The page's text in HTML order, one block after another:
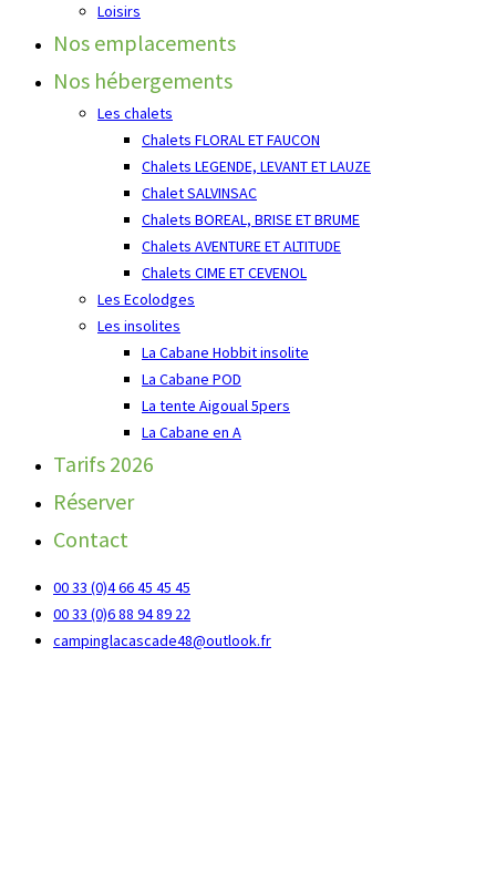
Loisirs
Nos emplacements
Nos hébergements
Les chalets
Chalets FLORAL ET FAUCON
Chalets LEGENDE, LEVANT ET LAUZE
Chalet SALVINSAC
Chalets BOREAL, BRISE ET BRUME
Chalets AVENTURE ET ALTITUDE
Chalets CIME ET CEVENOL
Les Ecolodges
Les insolites
La Cabane Hobbit insolite
La Cabane POD
La tente Aigoual 5pers
La Cabane en A
Tarifs 2026
Réserver
Contact
00 33 (0)4 66 45 45 45
00 33 (0)6 88 94 89 22
campinglacascade48@outlook.fr